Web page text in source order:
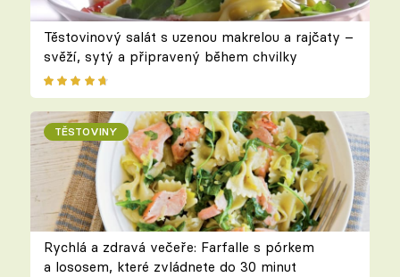
Těstovinový salát s uzenou makrelou a rajčaty –
svěží, sytý a připravený během chvilky
TĚSTOVINY
Rychlá a zdravá večeře: Farfalle s pórkem
a lososem, které zvládnete do 30 minut